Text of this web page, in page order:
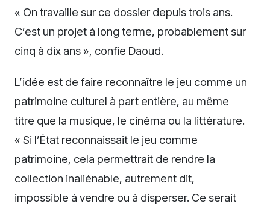
« On travaille sur ce dossier depuis trois ans.
C’est un projet à long terme, probablement sur
cinq à dix ans », confie Daoud.
L’idée est de faire reconnaître le jeu comme un
patrimoine culturel à part entière, au même
titre que la musique, le cinéma ou la littérature.
« Si l’État reconnaissait le jeu comme
patrimoine, cela permettrait de rendre la
collection inaliénable, autrement dit,
impossible à vendre ou à disperser. Ce serait